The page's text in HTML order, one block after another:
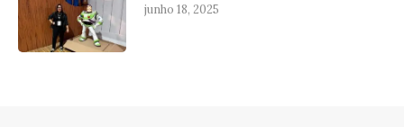
junho 18, 2025